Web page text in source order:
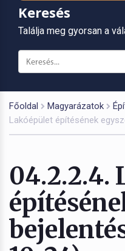
Keresés
Találja meg gyorsan a
Főoldal Magyarázatok
Lakóépület építésének
04.2.2.4.